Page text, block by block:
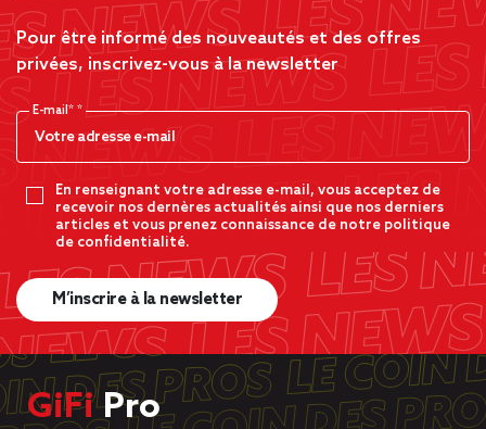
Pour être informé des nouveautés et des offres
privées, inscrivez-vous à la newsletter
E-mail*
En renseignant votre adresse e-mail, vous acceptez de
recevoir nos dernères actualités ainsi que nos derniers
articles et vous prenez connaissance de notre politique
de confidentialité.
M’inscrire à la newsletter
GiFiPro